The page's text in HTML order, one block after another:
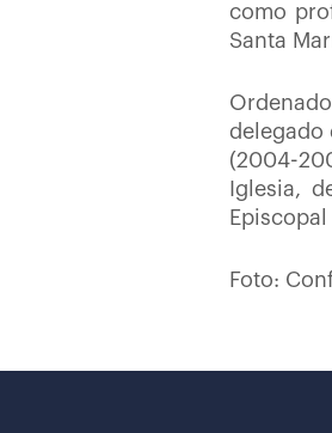
como
Santa
delegado
(2004-
Iglesia,
Foto: